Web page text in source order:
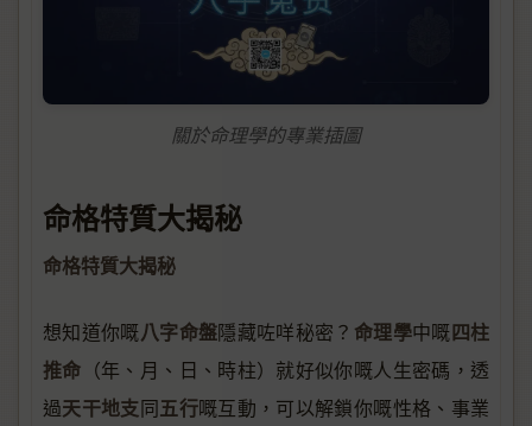
關於命理學的專業插圖
命格特質大揭秘
命格特質大揭秘
想知道你嘅八字命盤隱藏咗咩秘密？ 命理學中嘅四柱
推命 （年、月、日、時柱）就好似你嘅人生密碼，透
過天干地支同五行嘅互動，可以解鎖你嘅性格、事業